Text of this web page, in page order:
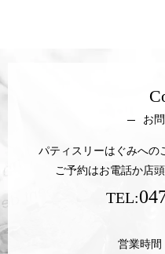
お
パティスリーはぐみへの
ご予約はお電話か店
TEL:
営業時